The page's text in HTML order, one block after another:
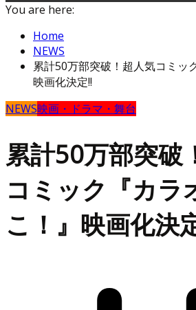
You are here:
Home
NEWS
累計50万部突破！超人気コミッ
映画化決定!!
NEWS映画・ドラマ・舞台
累計50万部突破
コミック『カラ
こ！』映画化決